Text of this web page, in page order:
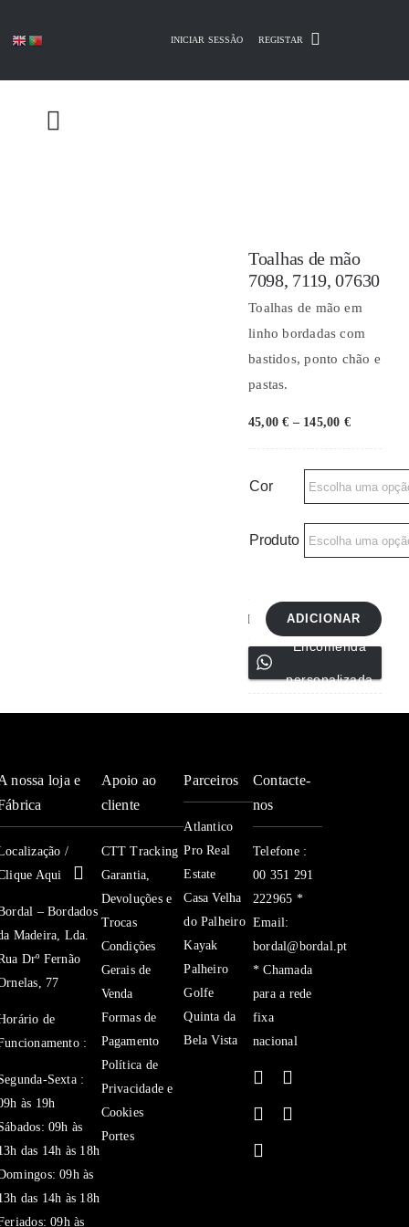
INICIAR SESSÃO REGISTAR
Toalhas de mão
7098, 7119, 07630
Toalhas de mão em
linho bordadas com
bastidos, ponto chão e
pastas.
45,00€ – 145,00 €Price
Cor
Produto
Quantidade
de
Toalhas
7119,
07630
ADICIONAR
Encomenda
personalizada
nossa loja e
/
Aqui
– Bordados
Madeira, Lda.
Drº Fernão
77
de
:
Sexta :
às 19h
09h às
das 14h às 18h
09h às
das 14h às 18h
09h às
Apoio ao
cliente
CTT Tracking
Garantia,
Devoluções e
Trocas
Condições
Gerais de
Venda
Formas de
Pagamento
Política de
Privacidade e
Cookies
Portes
Parceiros
Atlantico
Pro Real
Estate
Casa Velha
do Palheiro
Kayak
Palheiro
Golfe
Quinta da
Bela Vista
Contacte-
nos
Telefone :
00 351 291
222965 *
Email:
bordal@bordal.pt
* Chamada
para a rede
fixa
nacional